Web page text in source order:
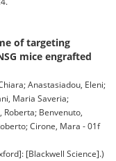
of targeting
mice engrafted
Anastasiadou, Eleni;
Maria Saveria;
Benvenuto,
Cirone, Mara - 01f
[Blackwell Science].)